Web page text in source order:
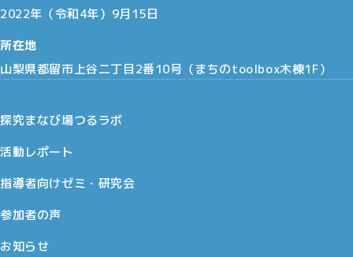
2022年（令和4年）9月15日
所在地
山梨県都留市上谷二丁目2番10号（まちのtoolbox木棟1F）
探究まなび場つるラボ
活動レポート
指導者向けゼミ・研究会
参加者の声
お知らせ